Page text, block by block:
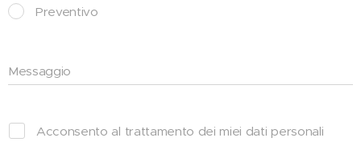
Preventivo
Messaggio
Acconsento al trattamento dei miei dati personali